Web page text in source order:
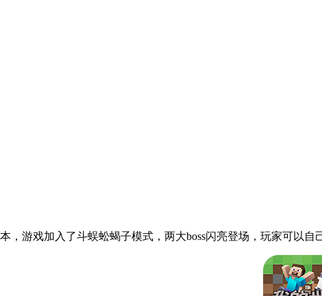
，游戏加入了斗蜈蚣蝎子模式，两大boss闪亮登场，玩家可以